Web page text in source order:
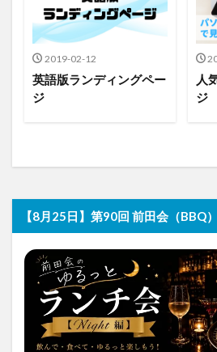
2019-02-12
英語版ランディングペー
ジ
人
ジ
【8月25日】第90回 前田会（BBQ）